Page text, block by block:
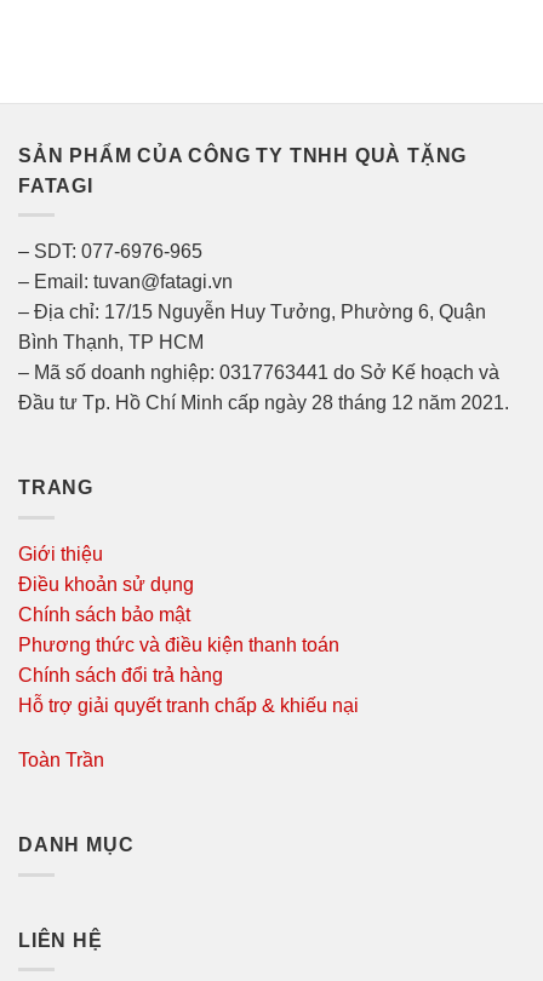
SẢN PHẨM CỦA CÔNG TY TNHH QUÀ TẶNG
FATAGI
– SDT: 077-6976-965
– Email: tuvan@fatagi.vn
– Địa chỉ: 17/15 Nguyễn Huy Tưởng, Phường 6, Quận
Bình Thạnh, TP HCM
– Mã số doanh nghiệp: 0317763441 do Sở Kế hoạch và
Đầu tư Tp. Hồ Chí Minh cấp ngày 28 tháng 12 năm 2021.
TRANG
Giới thiệu
Điều khoản sử dụng
Chính sách bảo mật
Phương thức và điều kiện thanh toán
Chính sách đổi trả hàng
Hỗ trợ giải quyết tranh chấp & khiếu nại
Toàn Trần
DANH MỤC
LIÊN HỆ